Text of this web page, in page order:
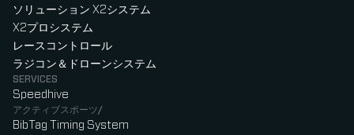
ソリューション X2システム
X2プロシステム
レースコントロール
ラジコン＆ドローンシステム
SERVICES
Speedhive
アクティブスポーツ/
BibTag Timing System